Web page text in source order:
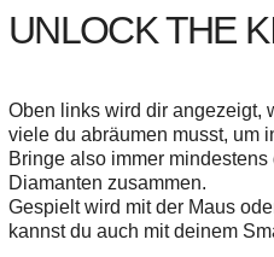
UNLOCK THE
Oben links wird dir angezeigt,
viele du abräumen musst, um
Bringe also immer
Diamanten zusammen.
Gespielt wird mit der Maus
kannst du auch mit deinem